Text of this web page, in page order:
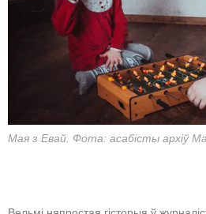
Мая з Евай. Фота: асабісты архіў